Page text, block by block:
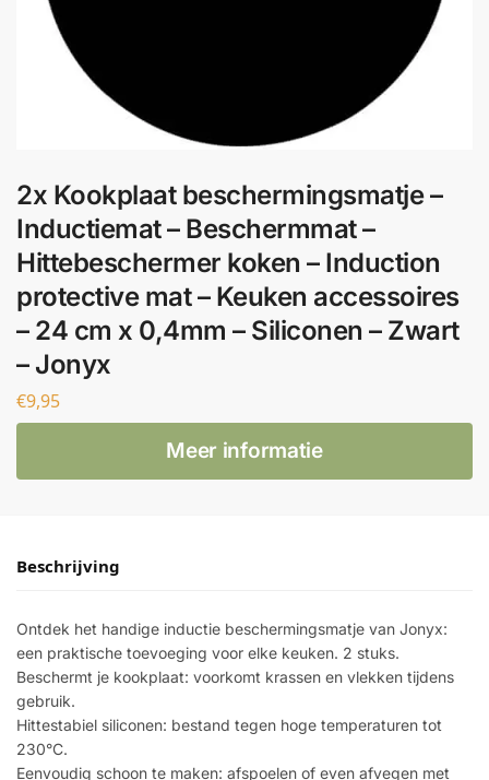
2x Kookplaat beschermingsmatje –
Inductiemat – Beschermmat –
Hittebeschermer koken – Induction
protective mat – Keuken accessoires
– 24 cm x 0,4mm – Siliconen – Zwart
– Jonyx
€9,95
Meer informatie
Beschrijving
Ontdek het handige inductie beschermingsmatje van Jonyx:
een praktische toevoeging voor elke keuken. 2 stuks.
Beschermt je kookplaat: voorkomt krassen en vlekken tijdens
gebruik.
Hittestabiel siliconen: bestand tegen hoge temperaturen tot
230°C.
Eenvoudig schoon te maken: afspoelen of even afvegen met